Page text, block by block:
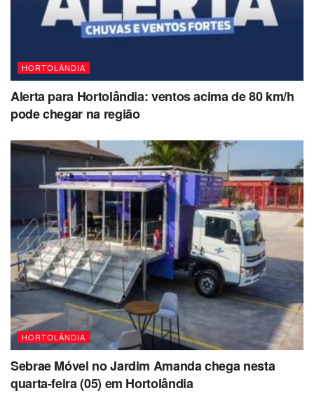
HORTOLÂNDIA
Alerta para Hortolândia: ventos acima de 80 km/h
pode chegar na região
HORTOLÂNDIA
Sebrae Móvel no Jardim Amanda chega nesta
quarta-feira (05) em Hortolândia